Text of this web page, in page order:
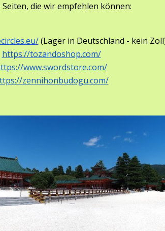
Seiten, die wir empfehlen können:
(Lager in Deutschland - kein
https://tozandoshop.com/
www.swordstore.com/
zennihonbudogu.com/